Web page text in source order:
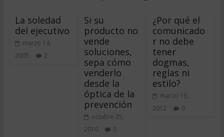
La soledad
del ejecutivo
marzo 14,
2005
2
Si su
producto no
vende
soluciones,
sepa cómo
venderlo
desde la
óptica de la
prevención
octubre 25,
2010
0
¿Por qué el
comunicado
r no debe
tener
dogmas,
reglas ni
estilo?
marzo 16,
2012
0